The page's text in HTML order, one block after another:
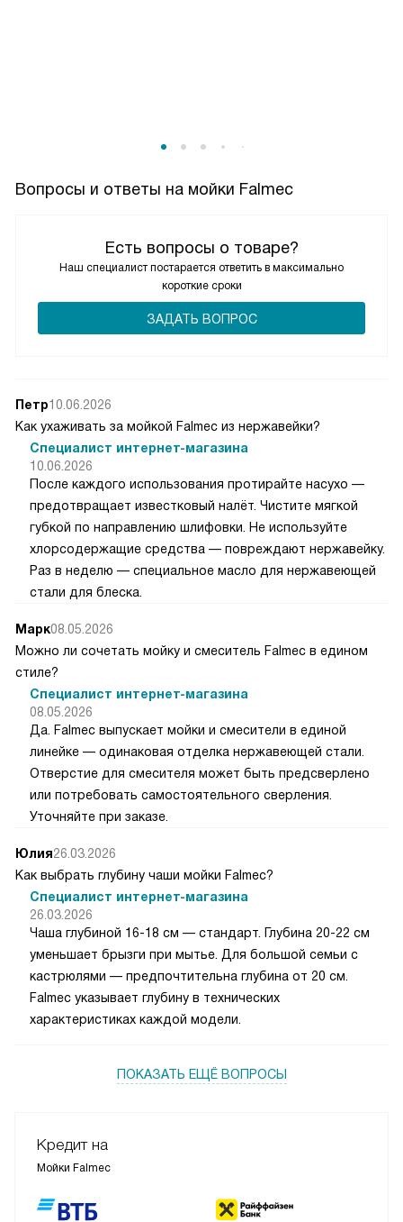
За уходом не гоняюсь: раз в неделю прохожусь мягким
средством, иногда — содой. Сталь не капризничает,
Это спокойное, продуманное решение без лишних
эффектов, которое просто делает работу и не отвлекает.
Вопросы и ответы на мойки Falmec
Есть вопросы о товаре?
Наш специалист постарается ответить в максимально
короткие сроки
ЗАДАТЬ ВОПРОС
Петр10.06.2026
Как ухаживать за мойкой Falmec из нержавейки?
Специалист интернет-магазина
10.06.2026
После каждого использования протирайте насухо —
предотвращает известковый налёт. Чистите мягкой
губкой по направлению шлифовки. Не используйте
хлорсодержащие средства — повреждают нержавейку.
Раз в неделю — специальное масло для нержавеющей
стали для блеска.
Марк08.05.2026
Можно ли сочетать мойку и смеситель Falmec в едином
стиле?
Специалист интернет-магазина
08.05.2026
Да. Falmec выпускает мойки и смесители в единой
линейке — одинаковая отделка нержавеющей стали.
Отверстие для смесителя может быть предсверлено
или потребовать самостоятельного сверления.
Уточняйте при заказе.
Юлия26.03.2026
Как выбрать глубину чаши мойки Falmec?
Специалист интернет-магазина
26.03.2026
Чаша глубиной 16-18 см — стандарт. Глубина 20-22 см
уменьшает брызги при мытье. Для большой семьи с
кастрюлями — предпочтительна глубина от 20 см.
Falmec указывает глубину в технических
характеристиках каждой модели.
ПОКАЗАТЬ ЕЩЁ ВОПРОСЫ
Кредит на
Мойки Falmec